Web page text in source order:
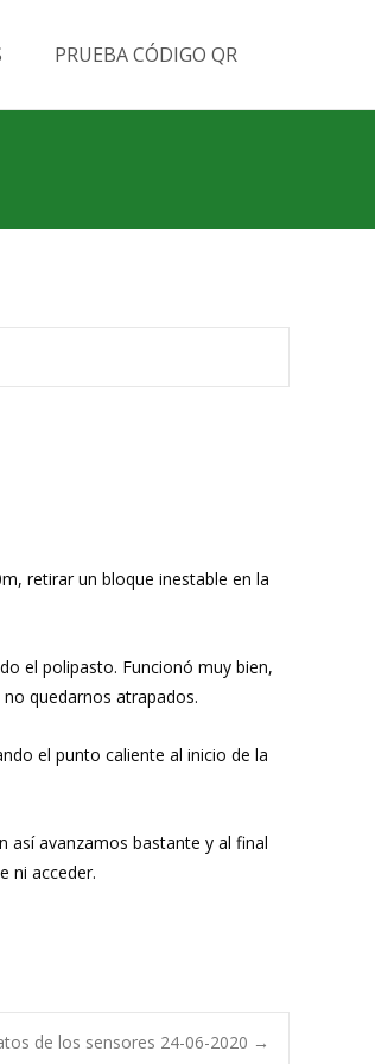
PRUEBA CÓDIGO QR
retirar un bloque inestable en la
el polipasto. Funcionó muy bien,
quedarnos atrapados.
el punto caliente al inicio de la
así avanzamos bastante y al final
ni acceder.
de los sensores 24-06-2020 →